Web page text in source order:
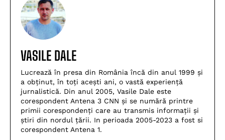
VASILE DALE
Lucrează în presa din România încă din anul 1999 și
a obținut, în toți acești ani, o vastă experiență
jurnalistică. Din anul 2005, Vasile Dale este
corespondent Antena 3 CNN și se numără printre
primii corespondenți care au transmis informații și
știri din nordul țării. In perioada 2005-2023 a fost si
corespondent Antena 1.